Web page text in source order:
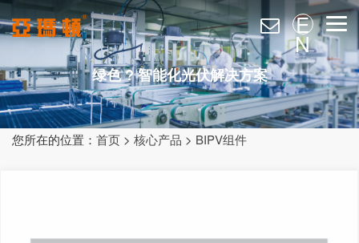
E
N
绿色 ? 智能化光伏解决方案
您所在的位置： 首页 > 核心产品 > BIPV组件